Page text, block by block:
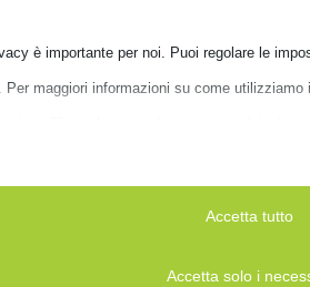
15.6′
è importante per noi. Puoi regolare le
Per maggiori informazioni su come
Accetta tutto
Accetta solo i